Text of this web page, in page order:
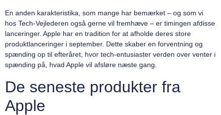
En anden karakteristika, som mange har bemærket – og som vi
hos Tech-Vejlederen også gerne vil fremhæve – er timingen afdisse
lanceringer. Apple har en tradition for at afholde deres store
produktlanceringer i september. Dette skaber en forventning og
spænding op til efteråret, hvor tech-entusiaster verden over venter i
spænding på, hvad Apple vil afsløre næste gang.
De seneste produkter fra
Apple